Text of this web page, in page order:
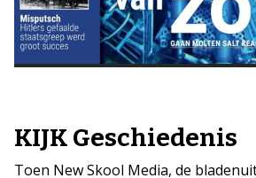
KIJK Geschiedenis
Toen New Skool Media, de